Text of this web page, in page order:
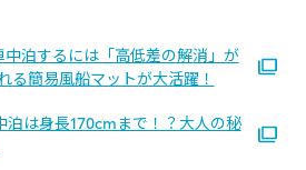
泊するには「高低差の解消」が
る簡易風船マットが大活躍！
泊は身長170cmまで！？大人の秘